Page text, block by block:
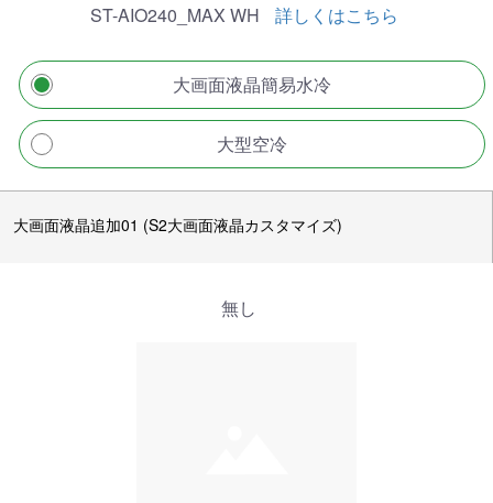
ST-AIO240_MAX WH 詳しくはこちら
大画面液晶簡易水冷
大型空冷
大画面液晶追加01 (S2大画面液晶カスタマイズ)
無し